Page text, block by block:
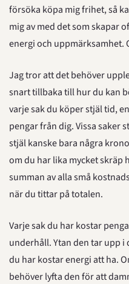
försöka köpa mig frihet, så
mig av med det som skapar
energi och uppmärksamhet.
Jag tror att det behöver
snart tillbaka till hur du kan
varje sak du köper stjäl tid,
pengar från dig. Vissa saker
stjäl kanske bara några
om du har lika mycket skräp
summan av alla små
när du tittar på totalen.
Varje sak du har kostar
underhåll. Ytan den tar upp i
du har kostar energi att ha.
behöver lyfta den för att